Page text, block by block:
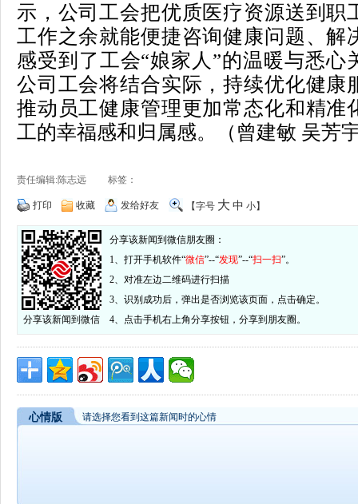
示，公司工会把优质医疗资源送到职
工作之余就能便捷咨询健康问题、解
感受到了工会“娘家人”的温暖与悉心
公司工会将结合实际，持续优化健康
推动员工健康管理更加常态化和精准
工的幸福感和归属感。（ 曾建敏 吴芳
责任编辑:陈志远 标签：
打印 收藏 发给好友 【字号 大 中 小】
分享该新闻到微信
分享该新闻到微信朋友圈：
1、打开手机软件“微信”--“发现”--“扫一扫”。
2、对准左边二维码进行扫描
3、识别成功后，弹出是否浏览该页面，点击确定。
4、点击手机右上角分享按钮，分享到朋友圈。
心情版 请选择您看到这篇新闻时的心情